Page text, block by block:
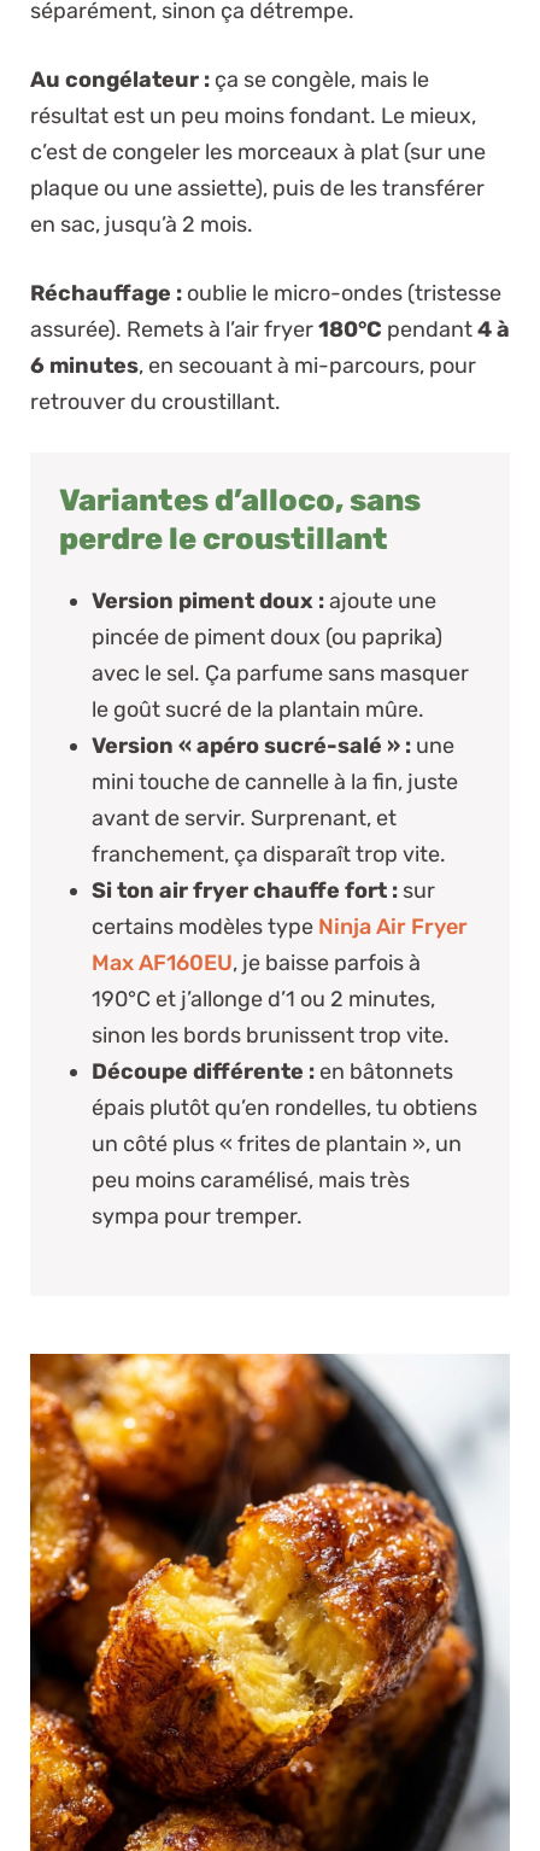
séparément, sinon ça détrempe.
Au congélateur : ça se congèle, mais le
résultat est un peu moins fondant. Le mieux,
c’est de congeler les morceaux à plat (sur une
plaque ou une assiette), puis de les transférer
en sac, jusqu’à 2 mois.
Réchauffage : oublie le micro-ondes (tristesse
assurée). Remets à l’air fryer180°C pendant4 à
6 minutes, en secouant à mi-parcours, pour
retrouver du croustillant.
Variantes d’alloco, sans
perdre le croustillant
Version piment doux :ajoute une
pincée de piment doux (ou paprika)
avec le sel. Ça parfume sans masquer
le goût sucré de la plantain mûre.
Version « apéro sucré-salé » : une
mini touche de cannelle à la fin, juste
avant de servir. Surprenant, et
franchement, ça disparaît trop vite.
Si ton air fryer chauffe fort : sur
certains modèles type Ninja Air Fryer
Max AF160EU, je baisse parfois à
190°C et j’allonge d’1 ou 2 minutes,
sinon les bords brunissent trop vite.
Découpe différente : en bâtonnets
épais plutôt qu’en rondelles, tu obtiens
un côté plus « frites de plantain », un
peu moins caramélisé, mais très
sympa pour tremper.